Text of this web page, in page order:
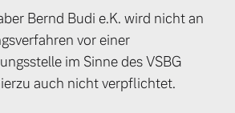
Bernd Budi e.K. wird nicht an
vor einer
im Sinne des VSBG
auch nicht verpflichtet.